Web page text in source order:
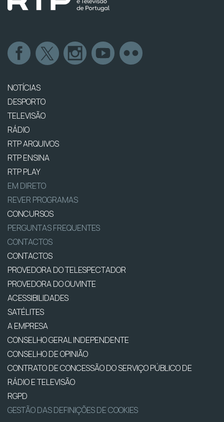
NOTÍCIAS
DESPORTO
TELEVISÃO
RÁDIO
RTP ARQUIVOS
RTP ENSINA
RTP PLAY
EM DIRETO
REVER PROGRAMAS
CONCURSOS
PERGUNTAS FREQUENTES
CONTACTOS
CONTACTOS
PROVEDORA DO TELESPECTADOR
PROVEDORA DO OUVINTE
ACESSIBILIDADES
SATÉLITES
A EMPRESA
CONSELHO GERAL INDEPENDENTE
CONSELHO DE OPINIÃO
CONTRATO DE CONCESSÃO DO SERVIÇO PÚBLICO DE
RÁDIO E TELEVISÃO
RGPD
GESTÃO DAS DEFINIÇÕES DE COOKIES